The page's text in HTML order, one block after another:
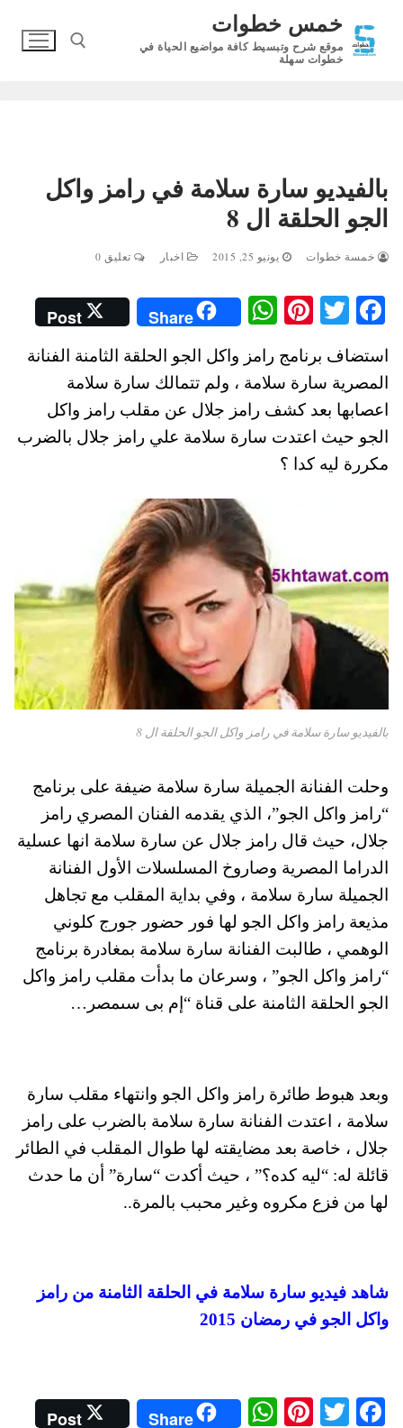
المحتوى
خمس خطوات
موقع شرح وتبسيط كافة مواضيع الحياة في
خطوات سهلة
بالفيديو سارة سلامة في رامز واكل
الجو الحلقة ال 8
خمسة خطوات يونيو 25, 2015 اخبار تعليق 0
Fa
ce
bo
ok
T
wi
tte
r
Pi
nt
er
es
t
W
ha
ts
A
pp
Share
Post
استضاف برنامج رامز واكل الجو الحلقة الثامنة الفنانة
المصرية سارة سلامة ، ولم تتمالك سارة سلامة
اعصابها بعد كشف رامز جلال عن مقلب رامز واكل
الجو حيث اعتدت سارة سلامة علي رامز جلال بالضرب
مكررة ليه كدا ؟
بالفيديو سارة سلامة في رامز واكل الجو الحلقة ال 8
وحلت الفنانة الجميلة سارة سلامة ضيفة على برنامج
“رامز واكل الجو”، الذي يقدمه الفنان المصري رامز
جلال، حيث قال رامز جلال عن سارة سلامة انها عسلية
الدراما المصرية وصاروخ المسلسلات الأول الفنانة
الجميلة سارة سلامة ، وفي بداية المقلب مع تجاهل
مذيعة رامز واكل الجو لها فور حضور جورج كلوني
الوهمي ، طالبت الفنانة سارة سلامة بمغادرة برنامج
“رامز واكل الجو” ، وسرعان ما بدأت مقلب رامز واكل
الجو الحلقة الثامنة على قناة “إم بى سىمصر…
وبعد هبوط طائرة رامز واكل الجو وانتهاء مقلب سارة
سلامة ، اعتدت الفنانة سارة سلامة بالضرب على رامز
جلال ، خاصة بعد مضايقته لها طوال المقلب في الطائر
قائلة له: “ليه كده؟” ، حيث أكدت “سارة” أن ما حدث
لها من فزع مكروه وغير محبب بالمرة..
شاهد فيديو سارة سلامة في الحلقة الثامنة من رامز
واكل الجو في رمضان 2015
Fa
T
Pi
W
Share
Post